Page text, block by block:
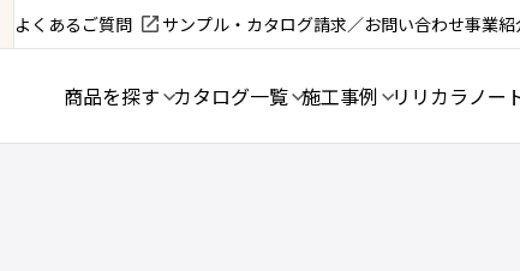
よくあるご質問 サンプル・カタログ請求／お問い合わせ事業紹
商品を探す カタログ一覧 施工事例 リリカラノー